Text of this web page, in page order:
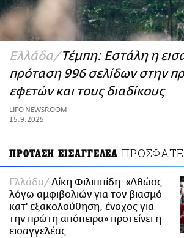
ΑΜΠΑ
PRINT
Ελλάδα Τέμπη: Εστάλη η
πρόταση 996 σελίδων στην
εφετών και τους διαδίκους
LIFO NEWSROOM
15.9.2025
ΠΡΟΤΑΣΗ ΕΙΣΑΓΓΕΛΕΑ
Ελλάδα
Δίκη Φιλιππίδη: «Αθώος
λόγω αμφιβολιών για τον βιασμό
κατ' εξακολούθηση, ένοχος για
την πρώτη απόπειρα» προτείνει η
εισαγγελέας